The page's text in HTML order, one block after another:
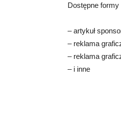
Dostępne
– artykuł
– reklama
– reklama
– i inne